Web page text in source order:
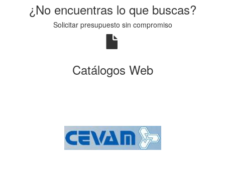
¿No encuentras lo que buscas?
Solicitar presupuesto sin compromiso
Catálogos Web